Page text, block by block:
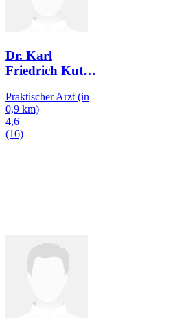
Dr. Karl
Friedrich Kut…
Praktischer Arzt (in
0,9 km)
4,6
(16)